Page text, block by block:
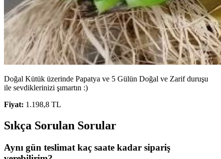
Doğal Kütük üzerinde Papatya ve 5 Gülün Doğal ve Zarif duruşu
ile sevdiklerinizi şımartın :)
Fiyat: 1.198,8 TL
Sıkça Sorulan Sorular
Aynı gün teslimat kaç saate kadar sipariş